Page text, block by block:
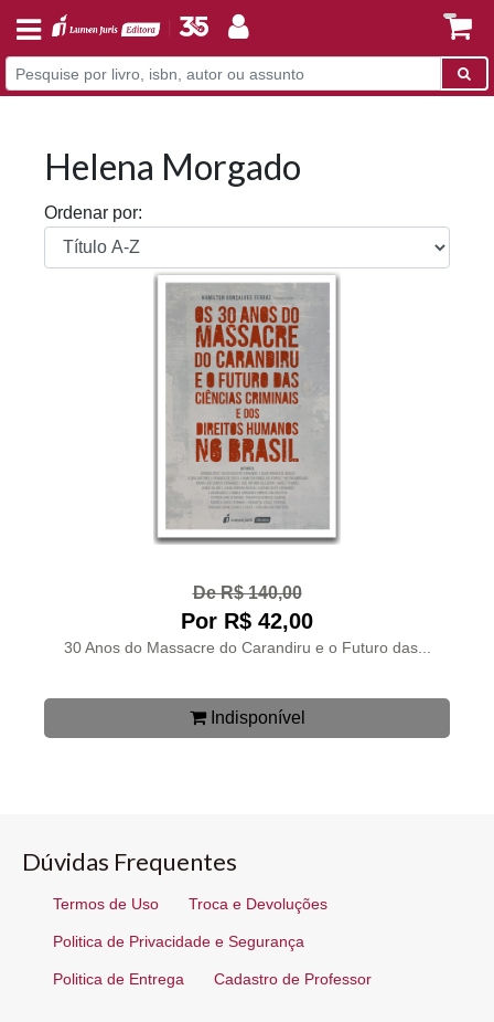
Helena Morgado
Ordenar por:
De R$ 140,00
Por R$ 42,00
30 Anos do Massacre do Carandiru e o Futuro das...
Indisponível
Dúvidas Frequentes
Termos de Uso Troca e Devoluções
Politica de Privacidade e Segurança
Politica de Entrega Cadastro de Professor